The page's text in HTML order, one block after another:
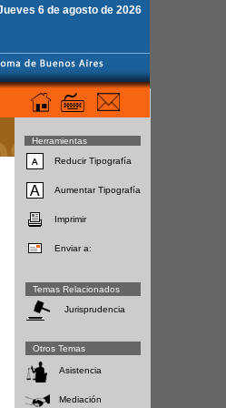
6 de agosto de 2026
Herramientas
Reducir Tipografía
Aumentar Tipografía
Imprimir
Enviar a:
Temas Relacionados
Jurisprudencia
Otros Temas
Asistencia
Mediación